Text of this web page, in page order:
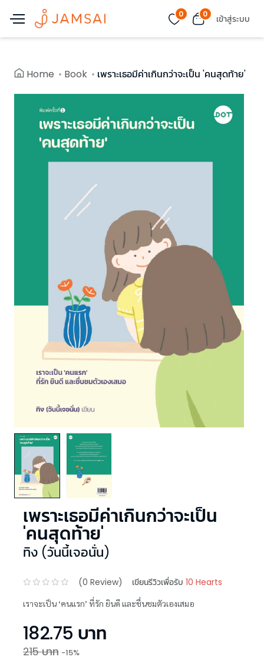
0 0 เข้าสู่ระบบ
Home Book เพราะเธอมีค่าเกินกว่าจะเป็น 'คนสุดท้าย'
เพราะเธอมีค่าเกินกว่าจะเป็น
'คนสุดท้าย'
ทิง (วันนี้เจอนั่น)
(0 Review) เขียนรีวิวเพื่อรับ 10 Hearts
เราจะเป็น ‘คนแรก’ ที่รัก ยินดี และชื่นชมตัวเองเสมอ
182.75 บาท
215บาท -15%